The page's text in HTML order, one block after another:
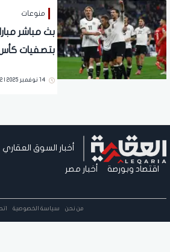
منوعات
بث مباشر
بتصفيات كأس
14 نوفمبر 2025 | 09:42 مساءً
أخبار السوق العقاري
اقتصاد وبورصة أخبار مصر
من نحن سياسة الخصوصية